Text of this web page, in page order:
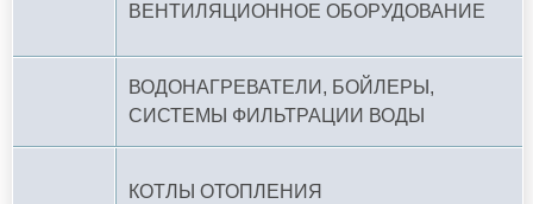
ВЕНТИЛЯЦИОННОЕ ОБОРУДОВАНИЕ
ВОДОНАГРЕВАТЕЛИ, БОЙЛЕРЫ,
СИСТЕМЫ ФИЛЬТРАЦИИ ВОДЫ
КОТЛЫ ОТОПЛЕНИЯ